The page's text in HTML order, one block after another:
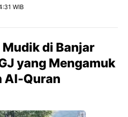
WIB
di Banjar
yang Mengamuk
Al-Quran